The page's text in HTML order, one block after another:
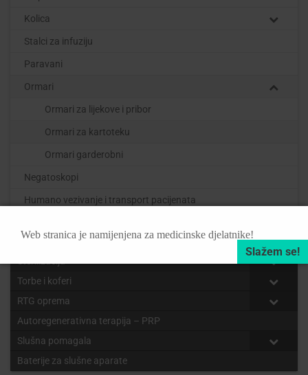
Kolica
Stalci za infuziju
Paravani
Ormari
Ormari za lijekove i pribor
Ormari za kartoteku
Ormari garderobni
Negatoskopi
Humano vezivanje i transport pacijenata
Piezo, pile, bušilice i dermatomi
Torbe i koferi
RTG oprema
Autoregenerativna terapija – PRP
Slušna pomagala
Baterije za slušne aparate
Web stranica je namijenjena za medicinske djelatnike!